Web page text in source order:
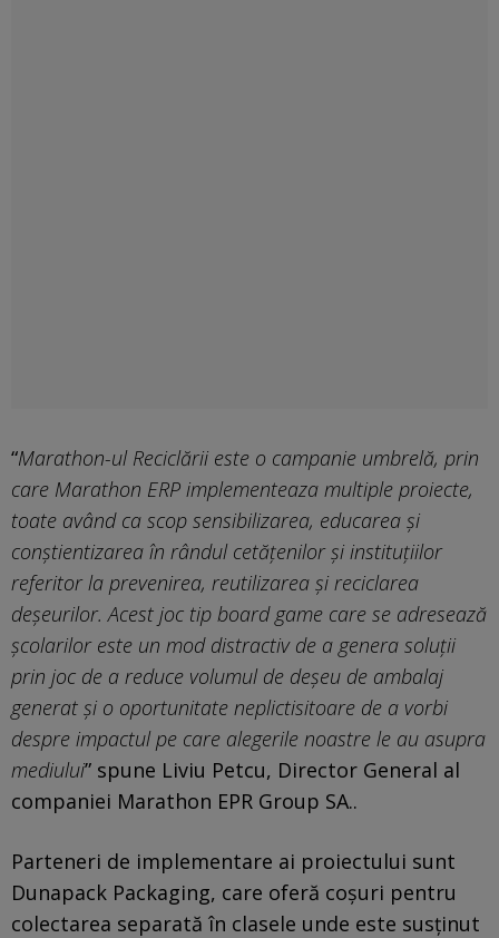
“Marathon-ul Reciclării este o campanie umbrelă, prin
care Marathon ERP implementeaza multiple proiecte,
toate având ca scop sensibilizarea, educarea și
conștientizarea în rândul cetățenilor și instituțiilor
referitor la prevenirea, reutilizarea și reciclarea
deșeurilor. Acest joc tip board game care se adresează
școlarilor este un mod distractiv de a genera soluții
prin joc de a reduce volumul de deșeu de ambalaj
generat și o oportunitate neplictisitoare de a vorbi
despre impactul pe care alegerile noastre le au asupra
mediului” spune Liviu Petcu, Director General al
companiei Marathon EPR Group SA..
Parteneri de implementare ai proiectului sunt
Dunapack Packaging, care oferă coșuri pentru
colectarea separată în clasele unde este susținut